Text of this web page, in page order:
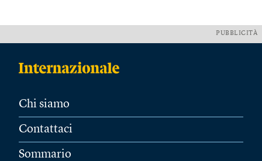
PUBBLICITÀ
Chi siamo
Contattaci
Sommario